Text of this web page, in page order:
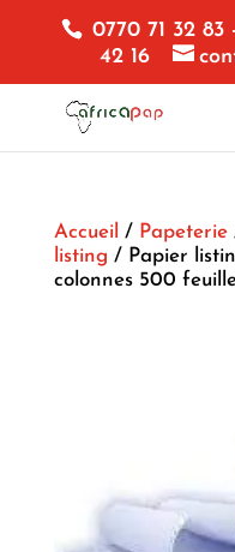
0770 71 32
42 16
Accueil / Papeterie
listing / Papier
colonnes 500